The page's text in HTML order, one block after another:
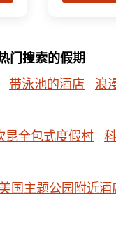
门搜索的假期
带泳池的酒店 浪
昆全包式度假村
美国主题公园附近酒